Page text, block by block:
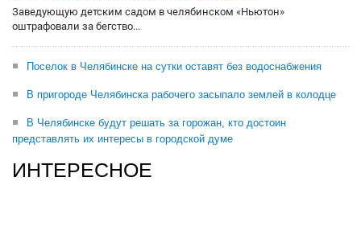
Заведующую детским садом в челябинском «Ньютон»
оштрафовали за бегство...
Поселок в Челябинске на сутки оставят без водоснабжения
В пригороде Челябинска рабочего засыпало землей в колодце
В Челябинске будут решать за горожан, кто достоин
представлять их интересы в городской думе
ИНТЕРЕСНОЕ